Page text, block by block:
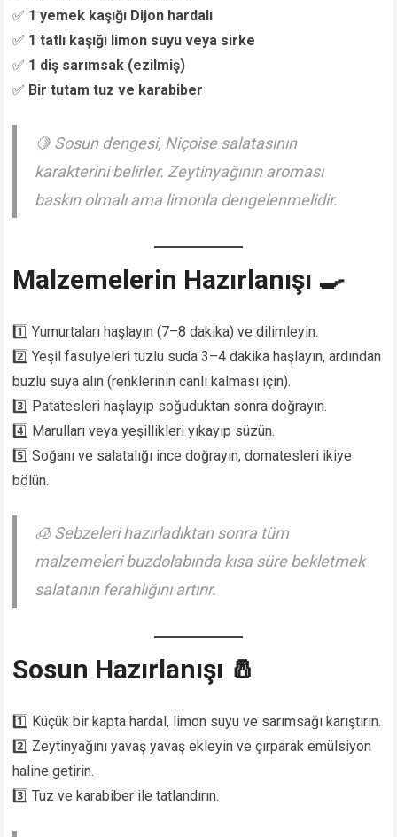
✅ 1 yemek kaşığı Dijon hardalı
✅ 1 tatlı kaşığı limon suyu veya sirke
✅ 1 diş sarımsak (ezilmiş)
✅ Bir tutam tuz ve karabiber
🍋 Sosun dengesi, Niçoise salatasının
karakterini belirler. Zeytinyağının aroması
baskın olmalı ama limonla dengelenmelidir.
Malzemelerin Hazırlanışı 🍳
1️⃣ Yumurtaları haşlayın (7–8 dakika) ve dilimleyin.
2️⃣ Yeşil fasulyeleri tuzlu suda 3–4 dakika haşlayın, ardından
buzlu suya alın (renklerinin canlı kalması için).
3️⃣ Patatesleri haşlayıp soğuduktan sonra doğrayın.
4️⃣ Marulları veya yeşillikleri yıkayıp süzün.
5️⃣ Soğanı ve salatalığı ince doğrayın, domatesleri ikiye
bölün.
🧊Sebzeleri hazırladıktan sonra tüm
malzemeleri buzdolabında kısa süre bekletmek
salatanın ferahlığını artırır.
Sosun Hazırlanışı 🧂
1️⃣ Küçük bir kapta hardal, limon suyu ve sarımsağı karıştırın.
2️⃣ Zeytinyağını yavaş yavaş ekleyin ve çırparak emülsiyon
haline getirin.
3️⃣ Tuz ve karabiber ile tatlandırın.